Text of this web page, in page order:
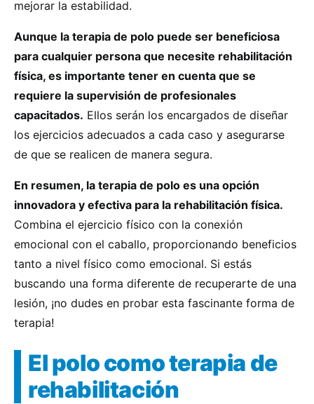
mejorar la estabilidad.
Aunque la terapia de polo puede ser beneficiosa
para cualquier persona que necesite rehabilitación
física, es importante tener en cuenta que se
requiere la supervisión de profesionales
capacitados. Ellos serán los encargados de diseñar
los ejercicios adecuados a cada caso y asegurarse
de que se realicen de manera segura.
En resumen, la terapia de polo es una opción
innovadora y efectiva para la rehabilitación física.
Combina el ejercicio físico con la conexión
emocional con el caballo, proporcionando beneficios
tanto a nivel físico como emocional. Si estás
buscando una forma diferente de recuperarte de una
lesión, ¡no dudes en probar esta fascinante forma de
terapia!
El polo como terapia de
rehabilitación